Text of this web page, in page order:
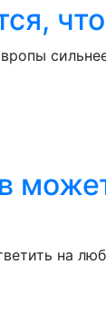
на